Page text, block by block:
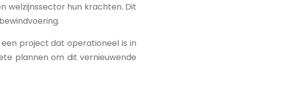
welzijnssector hun krachten. Dit
project dat operationeel is in
plannen om dit vernieuwende